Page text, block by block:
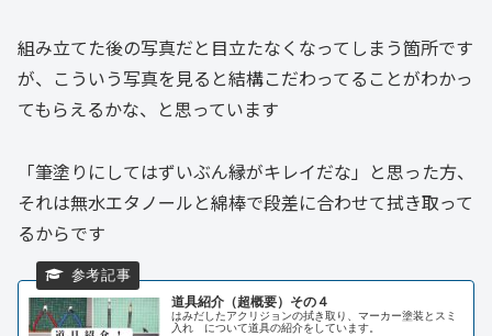
組み立てた後の写真だと目立たなくなってしまう箇所です
が、こういう写真を見ると結構こだわってることがわかっ
てもらえるかな、と思っています
「筆塗りにしてはずいぶん縁がキレイだな」と思った方、
それは無水エタノールと綿棒で段差に合わせて拭き取って
るからです
道具紹介（超概要）その４
はみだしたアクリジョンの拭き取り、マーカー塗装とスミ
入れ について道具の紹介をしています。